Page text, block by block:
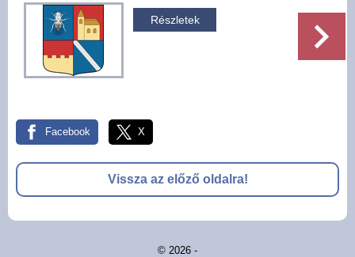
Galéria
Pályázatok
Alsórajk
Részletek
Facebook X
Vissza az előző oldalra!
© 2026 -